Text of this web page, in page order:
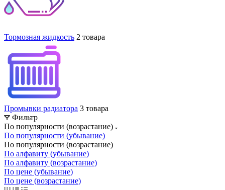
Тормозная жидкость 2 товара
Промывки радиатора 3 товара
Фильтр
По популярности (возрастание)
По популярности (убывание)
По популярности (возрастание)
По алфавиту (убывание)
По алфавиту (возрастание)
По цене (убывание)
По цене (возрастание)